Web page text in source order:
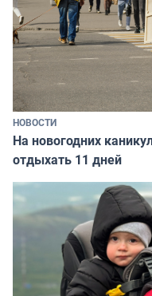
НОВОСТИ
На новогодних
отдыхать 11 дней